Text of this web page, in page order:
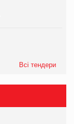
Всі тендери